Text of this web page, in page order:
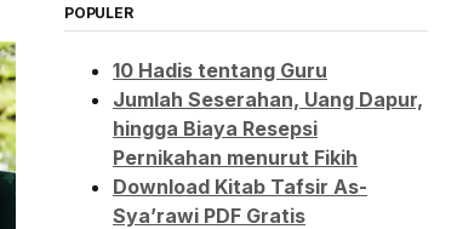
POPULER
10 Hadis tentang Guru
Jumlah Seserahan, Uang Dapur,
hingga Biaya Resepsi
Pernikahan menurut Fikih
Download Kitab Tafsir As-
Sya’rawi PDF Gratis